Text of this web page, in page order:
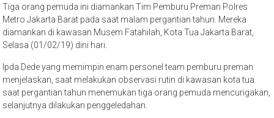
Tiga orang pemuda ini diamankan Tim Pemburu Preman Polres
Metro Jakarta Barat pada saat malam pergantian tahun. Mereka
diamankan di kawasan Musem Fatahilah, Kota Tua Jakarta Barat,
Selasa (01/02/19) dini hari.
Ipda Dede yang memimpin enam personel team pemburu preman
menjelaskan, saat melakukan observasi rutin di kawasan kota tua
saat pergantian tahun menemukan tiga orang pemuda mencurigakan,
selanjutnya dilakukan penggeledahan.